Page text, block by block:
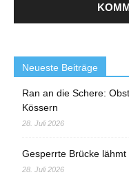
Neueste Beiträge
Ran an die Schere:
Kössern
28. Juli 2026
Gesperrte Brücke
28. Juli 2026